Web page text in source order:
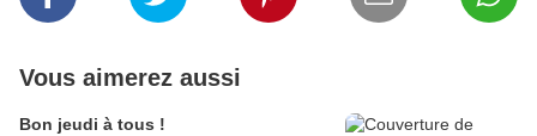
Vous aimerez aussi
Bon jeudi à tous !